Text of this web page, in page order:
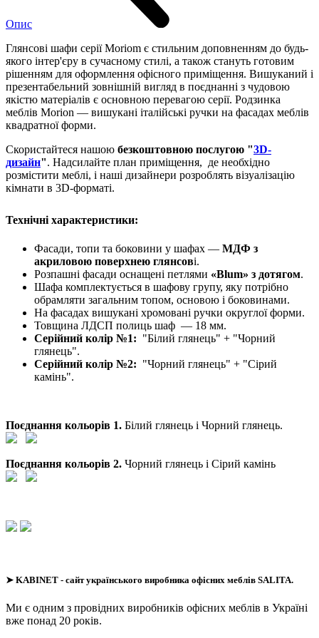
Опис
Глянсові шафи серії Moriom є стильним доповненням до будь-
якого інтер'єру в сучасному стилі, а також стануть готовим
рішенням для оформлення офісного приміщення. Вишуканий і
презентабельний зовнішній вигляд в поєднанні з чудовою
якістю матеріалів є основною перевагою серії. Родзинка
меблів Morion — вишукані італійські ручки на фасадах меблів
квадратної форми.
Скористайтеся нашою безкоштовною послугою "3D-
дизайн". Надсилайте план приміщення, де необхідно
розмістити меблі, і наші дизайнери розроблять візуалізацію
кімнати в 3D-форматі.
Технічні характеристики:
Фасади, топи та боковини у шафах — МДФ з
акриловою поверхнею глянсові.
Розпашні фасади оснащені петлями «Blum» з дотягом.
Шафа комплектується в шафову групу, яку потрібно
обрамляти загальним топом, основою і боковинами.
На фасадах вишукані хромовані ручки округлої форми.
Товщина ЛДСП полиць шаф — 18 мм.
Серійний колір №1: "Білий глянець" + "Чорний
глянець".
Серійний колір №2: "Чорний глянець" + "Сірий
камінь".
Поєднання кольорів 1. Білий глянець і Чорний глянець.
Поєднання кольорів 2. Чорний глянець і Сірий камінь
➤ KABINET - сайт українського виробника офісних меблів SALITA.
Ми є одним з провідних виробників офісних меблів в Україні
вже понад 20 років.